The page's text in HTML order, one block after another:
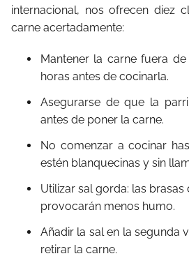
internacional, nos ofrecen diez
carne acertadamente:
Mantener la carne fuera
horas antes de cocinarla.
Asegurarse de que la
antes de poner la carne.
No comenzar a cocinar
estén blanquecinas y sin
Utilizar sal gorda: las
provocarán menos humo.
Añadir la sal en la segunda
retirar la carne.